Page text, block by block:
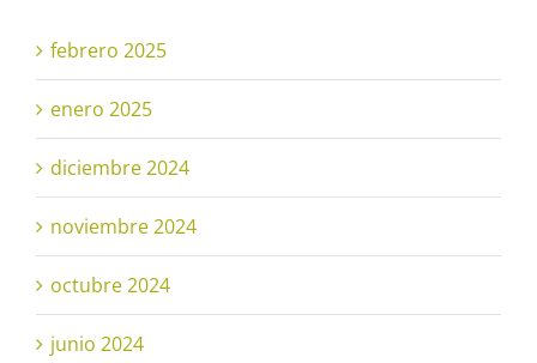
febrero 2025
enero 2025
diciembre 2024
noviembre 2024
octubre 2024
junio 2024